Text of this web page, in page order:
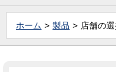
ホーム 製品 店舗の